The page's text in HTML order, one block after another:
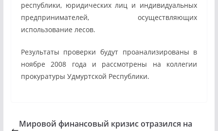
республики, юридических лиц и индивидуальных
предпринимателей, осуществляющих
использование лесов.
Результаты проверки будут проанализированы в
ноябре 2008 года и рассмотрены на коллегии
прокуратуры Удмуртской Республики.
Мировой финансовый кризис отразился на